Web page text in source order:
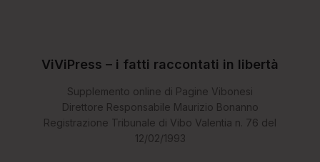
ViViPress – i fatti raccontati in libertà
Supplemento online di Pagine Vibonesi
Direttore Responsabile Maurizio Bonanno
Registrazione Tribunale di Vibo Valentia n. 76 del
12/02/1993